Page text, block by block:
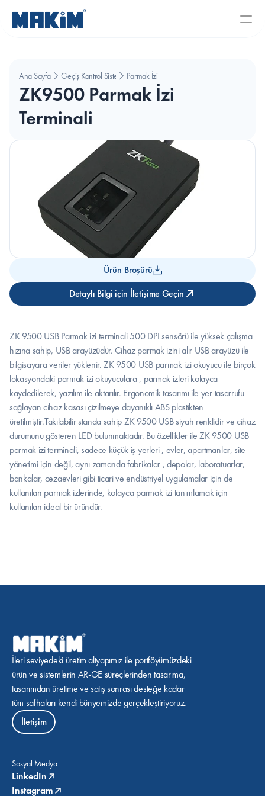
Ana Sayfa Geçiş Kontrol SistemleriParmak İzi
ZK9500 Parmak İzi
Terminali
Ürün Broşürü
Detaylı Bilgi için İletişime Geçin
ZK 9500 USB Parmak izi terminali 500 DPI sensörü ile yüksek çalışma
hızına sahip, USB arayüzüdür. Cihaz parmak izini alır USB arayüzü ile
bilgisayara veriler yüklenir. ZK 9500 USB parmak izi okuyucu ile birçok
lokasyondaki parmak izi okuyuculara , parmak izleri kolayca
kaydedilerek, yazılım ile aktarılır. Ergonomik tasarımı ile yer tasarrufu
sağlayan cihaz kasası çizilmeye dayanıklı ABS plastikten
üretilmiştir.Takılabilir standa sahip ZK 9500 USB siyah renklidir ve cihaz
durumunu gösteren LED bulunmaktadır. Bu özellikler ile ZK 9500 USB
parmak izi terminali, sadece küçük iş yerleri , evler, apartmanlar, site
yönetimi için değil, aynı zamanda fabrikalar , depolar, laboratuarlar,
bankalar, cezaevleri gibi ticari ve endüstriyel uygulamalar için de
kullanılan parmak izlerinde, kolayca parmak izi tanımlamak için
kullanılan ideal bir üründür.
İleri seviyedeki üretim altyapımız ile portföyümüzdeki
ürün ve sistemlerin AR-GE süreçlerinden tasarıma,
tasarımdan üretime ve satış sonrası desteğe kadar
tüm safhaları kendi bünyemizde gerçekleştiriyoruz.
İletişim
Sosyal Medya
LinkedIn
Instagram